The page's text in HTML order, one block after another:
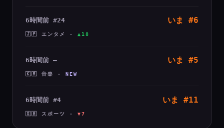
6時間前 #24 いま #6
🇯🇵 エンタメ · ▲18
6時間前 — いま #5
🇰🇷 音楽 · NEW
6時間前 #4 いま #11
🇬🇧 スポーツ · ▼7